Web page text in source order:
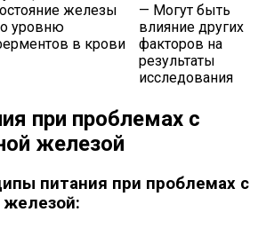
железы
уровню
в крови
— Могут быть
влияние других
факторов на
результаты
исследования
при проблемах с
железой
питания при проблемах с